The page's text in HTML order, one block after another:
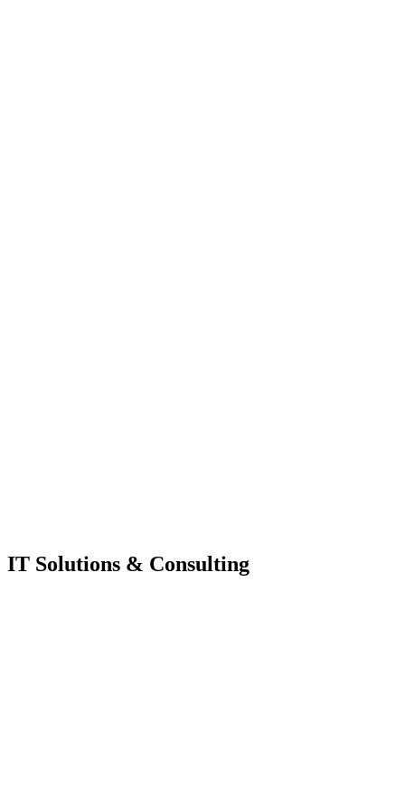
IT Solutions & Consulting